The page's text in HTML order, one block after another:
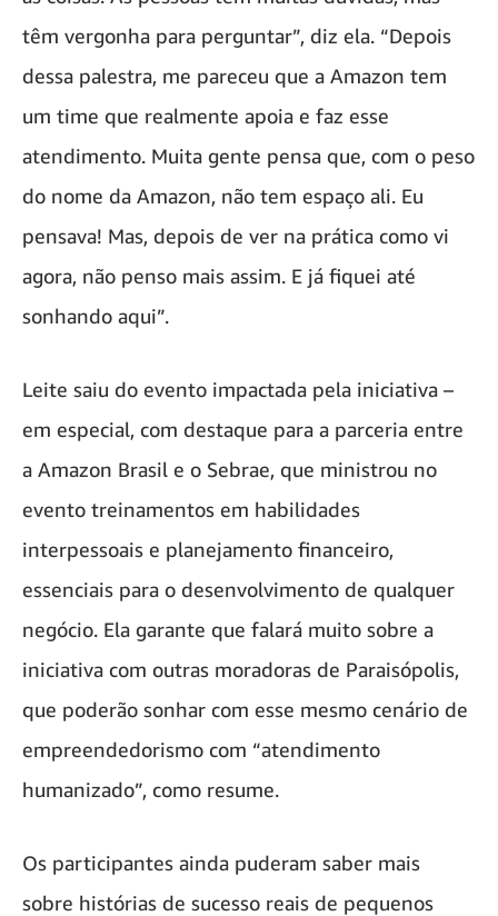
têm vergonha para perguntar”, diz ela. “Depois
dessa palestra, me pareceu que a Amazon tem
um time que realmente apoia e faz esse
atendimento. Muita gente pensa que, com o peso
do nome da Amazon, não tem espaço ali. Eu
pensava! Mas, depois de ver na prática como vi
agora, não penso mais assim. E já fiquei até
sonhando aqui”.
Leite saiu do evento impactada pela iniciativa –
em especial, com destaque para a parceria entre
a Amazon Brasil e o Sebrae, que ministrou no
evento treinamentos em habilidades
interpessoais e planejamento financeiro,
essenciais para o desenvolvimento de qualquer
negócio. Ela garante que falará muito sobre a
iniciativa com outras moradoras de Paraisópolis,
que poderão sonhar com esse mesmo cenário de
empreendedorismo com “atendimento
humanizado”, como resume.
Os participantes ainda puderam saber mais
sobre histórias de sucesso reais de pequenos